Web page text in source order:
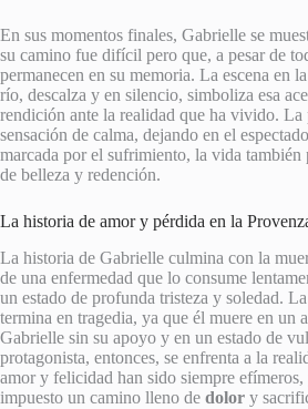
En sus momentos finales, Gabrielle se
su camino fue difícil pero que, a pesar de
permanecen en su memoria. La escena en
río, descalza y en silencio, simboliza esa
rendición ante la realidad que ha vivido.
sensación de calma, dejando en el
marcada por el sufrimiento, la vida también
de belleza y redención.
La historia de amor y pérdida en la
La historia de Gabrielle culmina con la
de una enfermedad que lo consume
un estado de profunda tristeza y soledad.
termina en tragedia, ya que él muere en un
Gabrielle sin su apoyo y en un estado de
protagonista, entonces, se enfrenta a la
amor y felicidad han sido siempre
impuesto un camino lleno de dolor y